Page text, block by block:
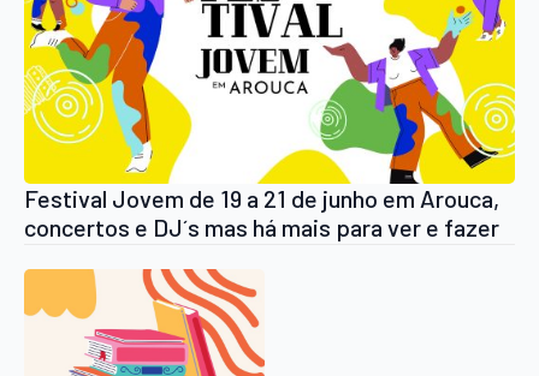
Festival Jovem de 19 a 21 de junho em Arouca,
concertos e DJ´s mas há mais para ver e fazer